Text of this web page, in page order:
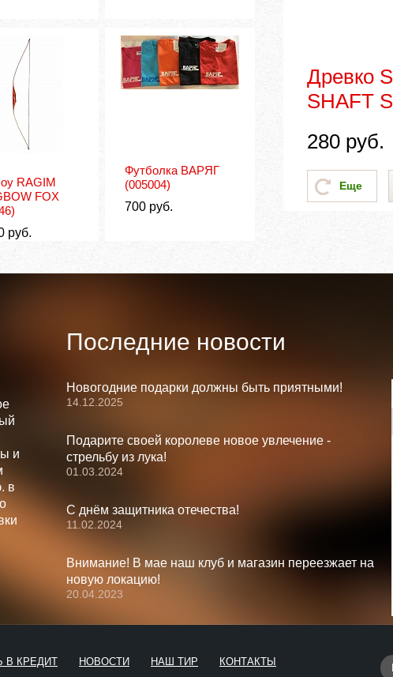
RAGIM
FOX
руб.
Футболка ВАРЯГ
(005004)
700 руб.
Древко
SHAFT
280руб.
Еще
и
в
Последние новости
Новогодние подарки должны быть приятными!
14.12.2025
Подарите своей королеве новое увлечение -
стрельбу из лука!
01.03.2024
С днём защитника отечества!
11.02.2024
Внимание! В мае наш клуб и магазин переезжает на
новую локацию!
20.04.2023
В КРЕДИТ НОВОСТИ НАШ ТИР КОНТАКТЫ